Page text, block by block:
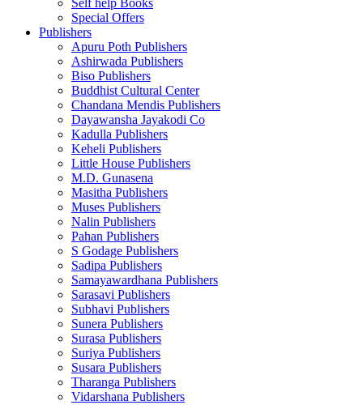
Self help Books
Special Offers
Publishers
Apuru Poth Publishers
Ashirwada Publishers
Biso Publishers
Buddhist Cultural Center
Chandana Mendis Publishers
Dayawansha Jayakodi Co
Kadulla Publishers
Keheli Publishers
Little House Publishers
M.D. Gunasena
Masitha Publishers
Muses Publishers
Nalin Publishers
Pahan Publishers
S Godage Publishers
Sadipa Publishers
Samayawardhana Publishers
Sarasavi Publishers
Subhavi Publishers
Sunera Publishers
Surasa Publishers
Suriya Publishers
Susara Publishers
Tharanga Publishers
Vidarshana Publishers